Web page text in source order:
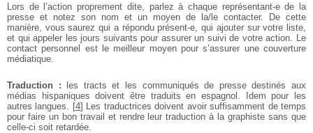
Lors de l’action proprement dite, parlez à chaque représentant-e de la
presse et notez son nom et un moyen de la/le contacter. De cette
manière, vous saurez qui a répondu présent-e, qui ajouter sur votre liste,
et qui appeler les jours suivants pour assurer un suivi de votre action. Le
contact personnel est le meilleur moyen pour s’assurer une couverture
médiatique.
Traduction : les tracts et les communiqués de presse destinés aux
médias hispaniques doivent être traduits en espagnol. Idem pour les
autres langues.
[4] Les traductrices doivent avoir suffisamment de temps
pour faire un bon travail et rendre leur traduction à la graphiste sans que
celle-ci soit retardée.